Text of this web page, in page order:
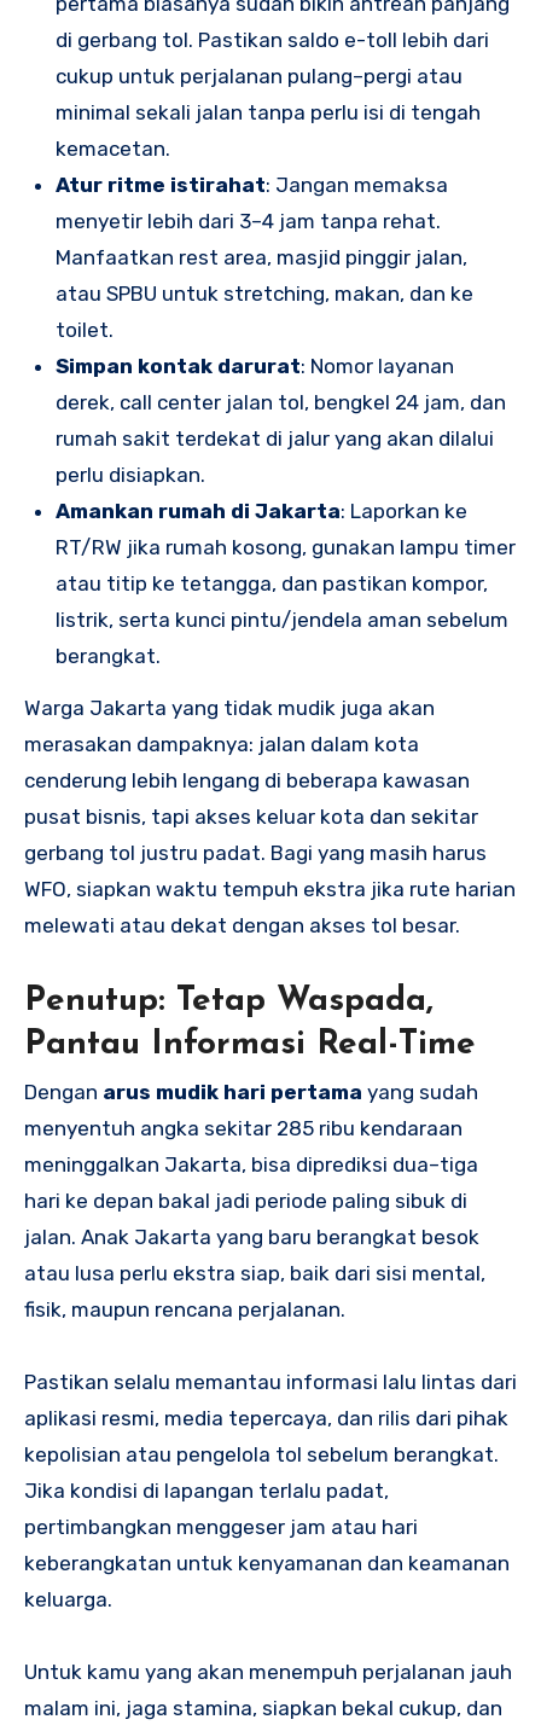
di gerbang tol. Pastikan saldo e-toll lebih dari
cukup untuk perjalanan pulang–pergi atau
minimal sekali jalan tanpa perlu isi di tengah
kemacetan.
Atur ritme istirahat: Jangan memaksa
menyetir lebih dari 3–4 jam tanpa rehat.
Manfaatkan rest area, masjid pinggir jalan,
atau SPBU untuk stretching, makan, dan ke
toilet.
Simpan kontak darurat: Nomor layanan
derek, call center jalan tol, bengkel 24 jam, dan
rumah sakit terdekat di jalur yang akan dilalui
perlu disiapkan.
Amankan rumah di Jakarta: Laporkan ke
RT/RW jika rumah kosong, gunakan lampu timer
atau titip ke tetangga, dan pastikan kompor,
listrik, serta kunci pintu/jendela aman sebelum
berangkat.
Warga Jakarta yang tidak mudik juga akan
merasakan dampaknya: jalan dalam kota
cenderung lebih lengang di beberapa kawasan
pusat bisnis, tapi akses keluar kota dan sekitar
gerbang tol justru padat. Bagi yang masih harus
WFO, siapkan waktu tempuh ekstra jika rute harian
melewati atau dekat dengan akses tol besar.
Penutup: Tetap Waspada,
Pantau Informasi Real-Time
Dengan arus mudik hari pertama yang sudah
menyentuh angka sekitar 285 ribu kendaraan
meninggalkan Jakarta, bisa diprediksi dua–tiga
hari ke depan bakal jadi periode paling sibuk di
jalan. Anak Jakarta yang baru berangkat besok
atau lusa perlu ekstra siap, baik dari sisi mental,
fisik, maupun rencana perjalanan.
Pastikan selalu memantau informasi lalu lintas dari
aplikasi resmi, media tepercaya, dan rilis dari pihak
kepolisian atau pengelola tol sebelum berangkat.
Jika kondisi di lapangan terlalu padat,
pertimbangkan menggeser jam atau hari
keberangkatan untuk kenyamanan dan keamanan
keluarga.
Untuk kamu yang akan menempuh perjalanan jauh
malam ini, jaga stamina, siapkan bekal cukup, dan